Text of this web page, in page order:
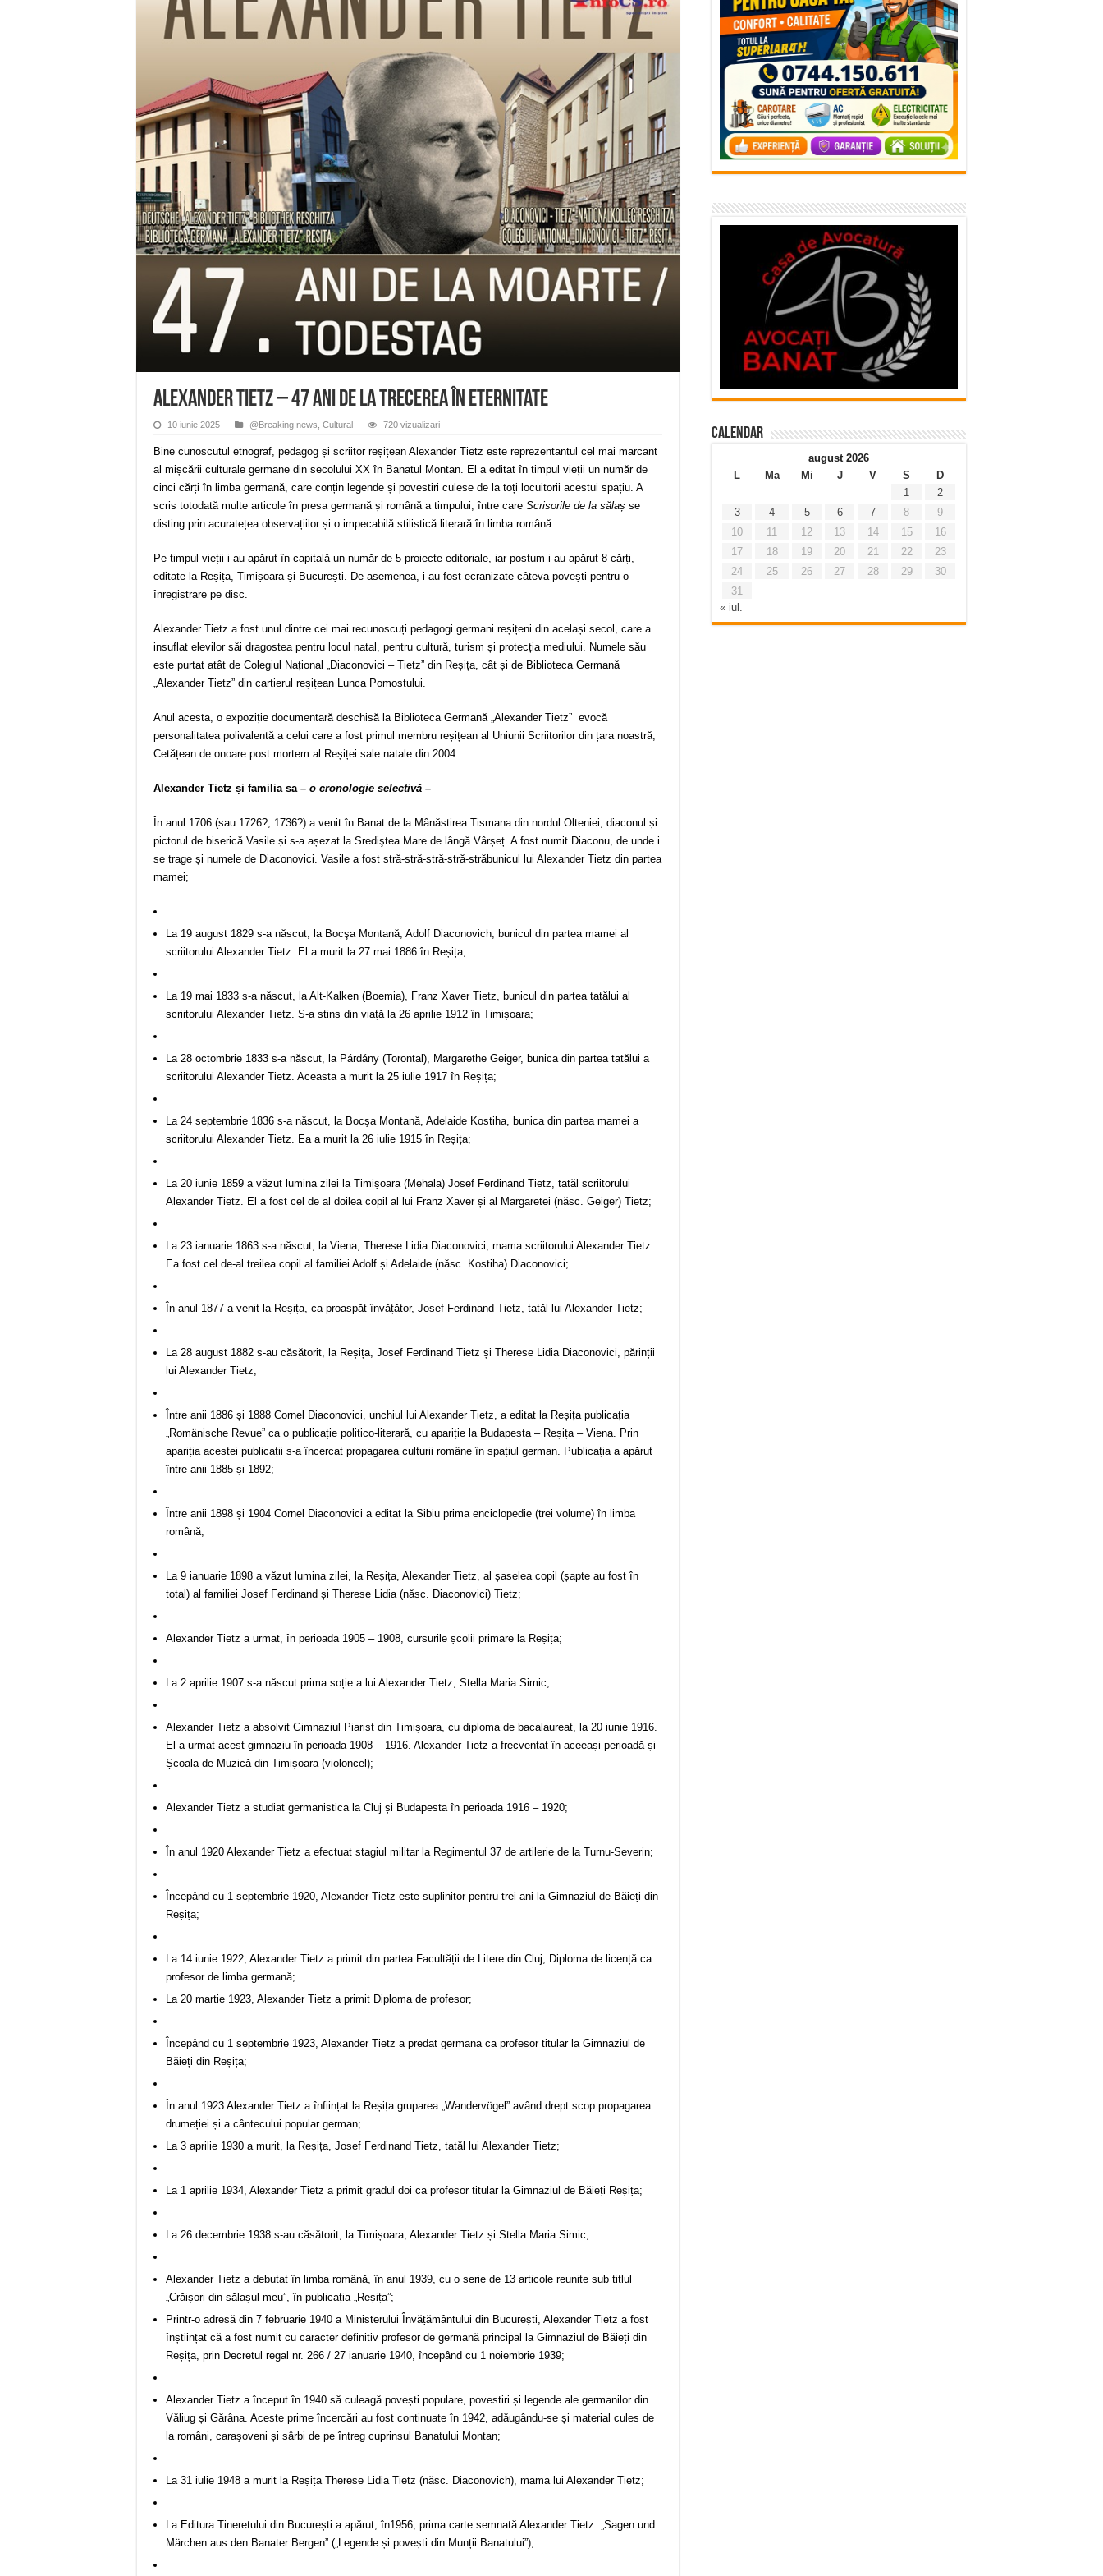
Ștrandul Termal Ring din Oravița – locul unde natura a ascuns un izvor de sănătate VIDEO
Miresme de lavandă, mentă și flori de vară și râsete de copii la Carașova VIDEO
ANUNȚ OPRIRE APĂ în Reșița – avarie – 04.08.2026 – str. Văliugului și Plastomet
ANUNŢ OPRIRE APĂ în CARANSEBEȘ – 04.08.2026 – avarie – Calea Severinului
ANUNŢ OPRIRE APĂ în CARANSEBEȘ avarie
Alexander Tietz – 47 ani de la trecerea în eternitate
10 iunie 2025 @Breaking news Cultural 720 vizualizari
Bine cunoscutul etnograf, pedagog și scriitor reșițean Alexander Tietz este reprezentantul cel mai marcant
al mișcării culturale germane din secolului XX în Banatul Montan. El a editat în timpul vieții un număr de
cinci cărți în limba germană, care conțin legende și povestiri culese de la toți locuitorii acestui spațiu. A
scris totodată multe articole în presa germană și română a timpului, între care Scrisorile de la sălaș se
disting prin acuratețea observațiilor și o impecabilă stilistică literară în limba română.
Pe timpul vieții i-au apărut în capitală un număr de 5 proiecte editoriale, iar postum i-au apărut 8 cărți,
editate la Reșița, Timișoara și București. De asemenea, i-au fost ecranizate câteva povești pentru o
înregistrare pe disc.
Alexander Tietz a fost unul dintre cei mai recunoscuți pedagogi germani reșițeni din același secol, care a
insuflat elevilor săi dragostea pentru locul natal, pentru cultură, turism și protecția mediului. Numele său
este purtat atât de Colegiul Național „Diaconovici – Tietz” din Reșița, cât și de Biblioteca Germană
„Alexander Tietz” din cartierul reșițean Lunca Pomostului.
Anul acesta, o expoziție documentară deschisă la Biblioteca Germană „Alexander Tietz” evocă
personalitatea polivalentă a celui care a fost primul membru reșițean al Uniunii Scriitorilor din țara noastră,
Cetățean de onoare post mortem al Reșiței sale natale din 2004.
Alexander Tietz și familia sa – o cronologie selectivă –
În anul 1706 (sau 1726?, 1736?) a venit în Banat de la Mânăstirea Tismana din nordul Olteniei, diaconul și
pictorul de biserică Vasile și s-a așezat la Srediştea Mare de lângă Vârșeț. A fost numit Diaconu, de unde i
se trage și numele de Diaconovici. Vasile a fost stră-stră-stră-stră-străbunicul lui Alexander Tietz din partea
mamei;
La 19 august 1829 s-a născut, la Bocşa Montană, Adolf Diaconovich, bunicul din partea mamei al
scriitorului Alexander Tietz. El a murit la 27 mai 1886 în Reșița;
La 19 mai 1833 s-a născut, la Alt-Kalken (Boemia), Franz Xaver Tietz, bunicul din partea tatălui al
scriitorului Alexander Tietz. S-a stins din viață la 26 aprilie 1912 în Timișoara;
La 28 octombrie 1833 s-a născut, la Párdány (Torontal), Margarethe Geiger, bunica din partea tatălui a
scriitorului Alexander Tietz. Aceasta a murit la 25 iulie 1917 în Reșița;
La 24 septembrie 1836 s-a născut, la Bocşa Montană, Adelaide Kostiha, bunica din partea mamei a
scriitorului Alexander Tietz. Ea a murit la 26 iulie 1915 în Reșița;
La 20 iunie 1859 a văzut lumina zilei la Timișoara (Mehala) Josef Ferdinand Tietz, tatăl scriitorului
Alexander Tietz. El a fost cel de al doilea copil al lui Franz Xaver și al Margaretei (născ. Geiger) Tietz;
La 23 ianuarie 1863 s-a născut, la Viena, Therese Lidia Diaconovici, mama scriitorului Alexander Tietz.
Ea fost cel de-al treilea copil al familiei Adolf și Adelaide (născ. Kostiha) Diaconovici;
În anul 1877 a venit la Reșița, ca proaspăt învățător, Josef Ferdinand Tietz, tatăl lui Alexander Tietz;
La 28 august 1882 s-au căsătorit, la Reșița, Josef Ferdinand Tietz și Therese Lidia Diaconovici, părinții
lui Alexander Tietz;
Între anii 1886 și 1888 Cornel Diaconovici, unchiul lui Alexander Tietz, a editat la Reșița publicația
„Romänische Revue” ca o publicație politico-literară, cu apariție la Budapesta – Reșița – Viena. Prin
apariția acestei publicații s-a încercat propagarea culturii române în spațiul german. Publicația a apărut
între anii 1885 și 1892;
Între anii 1898 și 1904 Cornel Diaconovici a editat la Sibiu prima enciclopedie (trei volume) în limba
română;
La 9 ianuarie 1898 a văzut lumina zilei, la Reșița, Alexander Tietz, al șaselea copil (șapte au fost în
total) al familiei Josef Ferdinand și Therese Lidia (născ. Diaconovici) Tietz;
Alexander Tietz a urmat, în perioada 1905 – 1908, cursurile școlii primare la Reșița;
La 2 aprilie 1907 s-a născut prima soție a lui Alexander Tietz, Stella Maria Simic;
Alexander Tietz a absolvit Gimnaziul Piarist din Timișoara, cu diploma de bacalaureat, la 20 iunie 1916.
El a urmat acest gimnaziu în perioada 1908 – 1916. Alexander Tietz a frecventat în aceeași perioadă și
Școala de Muzică din Timișoara (violoncel);
Alexander Tietz a studiat germanistica la Cluj și Budapesta în perioada 1916 – 1920;
În anul 1920 Alexander Tietz a efectuat stagiul militar la Regimentul 37 de artilerie de la Turnu-Severin;
Începând cu 1 septembrie 1920, Alexander Tietz este suplinitor pentru trei ani la Gimnaziul de Băieți din
Reșița;
La 14 iunie 1922, Alexander Tietz a primit din partea Facultății de Litere din Cluj, Diploma de licență ca
profesor de limba germană;
La 20 martie 1923, Alexander Tietz a primit Diploma de profesor;
Începând cu 1 septembrie 1923, Alexander Tietz a predat germana ca profesor titular la Gimnaziul de
Băieți din Reșița;
În anul 1923 Alexander Tietz a înființat la Reșița gruparea „Wandervögel” având drept scop propagarea
drumeției și a cântecului popular german;
La 3 aprilie 1930 a murit, la Reșița, Josef Ferdinand Tietz, tatăl lui Alexander Tietz;
La 1 aprilie 1934, Alexander Tietz a primit gradul doi ca profesor titular la Gimnaziul de Băieți Reșița;
La 26 decembrie 1938 s-au căsătorit, la Timișoara, Alexander Tietz și Stella Maria Simic;
Alexander Tietz a debutat în limba română, în anul 1939, cu o serie de 13 articole reunite sub titlul
„Crăișori din sălașul meu”, în publicația „Reșița”;
Printr-o adresă din 7 februarie 1940 a Ministerului Învățământului din București, Alexander Tietz a fost
înștiințat că a fost numit cu caracter definitiv profesor de germană principal la Gimnaziul de Băieți din
Reșița, prin Decretul regal nr. 266 / 27 ianuarie 1940, începând cu 1 noiembrie 1939;
Alexander Tietz a început în 1940 să culeagă povești populare, povestiri și legende ale germanilor din
Văliug și Gărâna. Aceste prime încercări au fost continuate în 1942, adăugându-se și material cules de
la români, caraşoveni și sârbi de pe întreg cuprinsul Banatului Montan;
La 31 iulie 1948 a murit la Reșița Therese Lidia Tietz (născ. Diaconovich), mama lui Alexander Tietz;
La Editura Tineretului din București a apărut, în1956, prima carte semnată Alexander Tietz: „Sagen und
Märchen aus den Banater Bergen” („Legende și povești din Munții Banatului”);
Calendar
august 2026
L
Ma Mi J V S
D
1
2
3
4 5 6 7 8
9
10
11 12 13 14 15
16
17
18 19 20 21 22
23
24
25 26 27 28 29
30
31
« iul.